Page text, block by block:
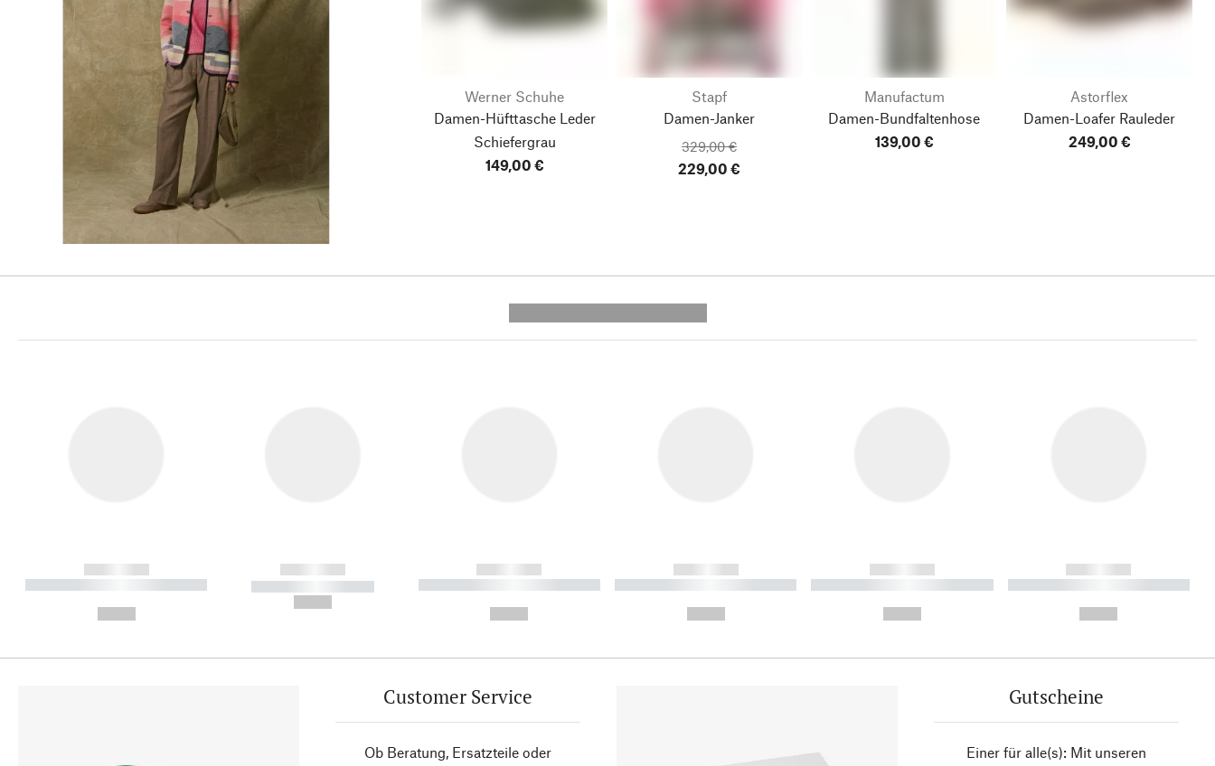
Werner Schuhe
Damen-Hüfttasche Leder
Schiefergrau
149,00 €
Stapf
Damen-Janker
329,00 €
229,00 €
Manufactum
Damen-Bundfaltenhose
139,00 €
Astorflex
Damen-Loafer Rauleder
249,00 €
------------
----------- ----------- ----------
------------
----------- -----------
------------
----------- ----------- ----------
------------
----------- ----------- ----------
------------
----------- ----------- ----------
------------
----------- ----------- ----------
Customer Service
Ob Beratung, Ersatzteile oder
Gutscheine
Einer für alle(s): Mit unseren